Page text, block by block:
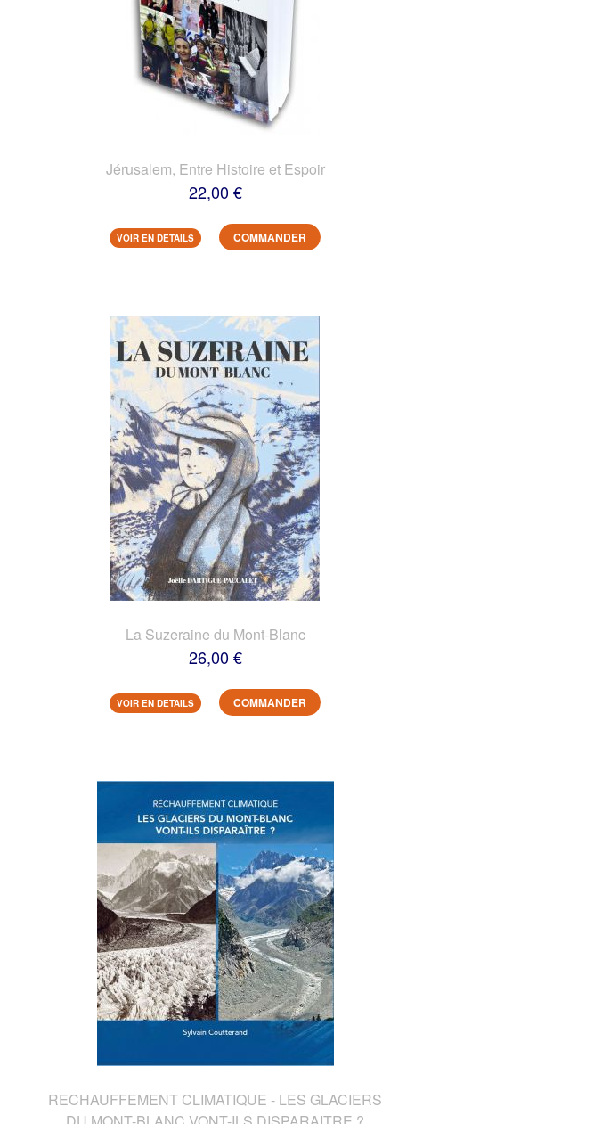
Jérusalem, Entre Histoire et Espoir
22,00 €
VOIR EN DETAILS COMMANDER
La Suzeraine du Mont-Blanc
26,00 €
VOIR EN DETAILS COMMANDER
RECHAUFFEMENT CLIMATIQUE - LES GLACIERS